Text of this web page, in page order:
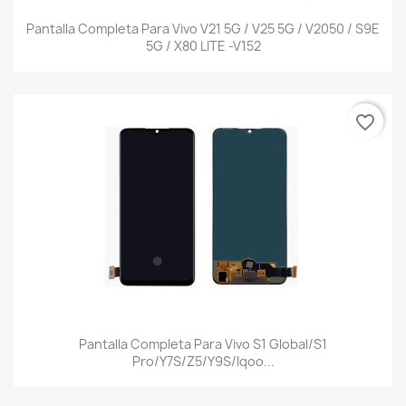
Pantalla Completa Para Vivo V21 5G / V25 5G / V2050 / S9E
5G / X80 LITE -V152
Pantalla Completa Para Vivo S1 Global/S1
Pro/Y7S/Z5/Y9S/Iqoo...
favorite_border